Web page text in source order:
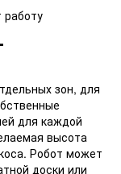
зон, для
для каждой
высота
Робот может
доски или